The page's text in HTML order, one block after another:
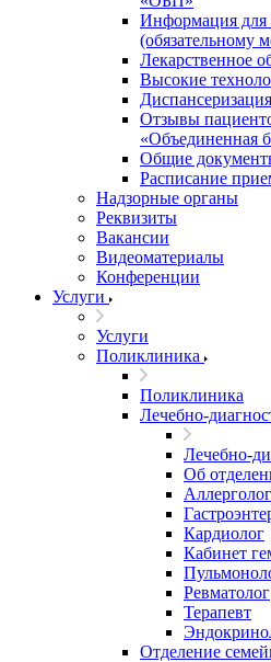
Информация
(обязательному
Лекарственное
Высокие
Диспансеризация
Отзывы
«Объединенная
Общие
Расписание
Надзорные органы
Реквизиты
Вакансии
Видеоматериалы
Конференции
Услуги
Услуги
Поликлиника
Поликлиника
Лечебно-
Лечебно-
Об
Кардиолог
Кабинет
Ревматолог
Терапевт
Отделение